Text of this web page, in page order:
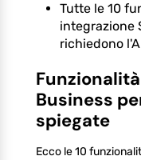
Tutte le 10
integrazione
richiedono
Business
spiegate
Ecco le 10